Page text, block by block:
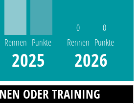
Rennen Punkte
2025
0
Rennen
0
Punkte
2026
ODER TRAINING